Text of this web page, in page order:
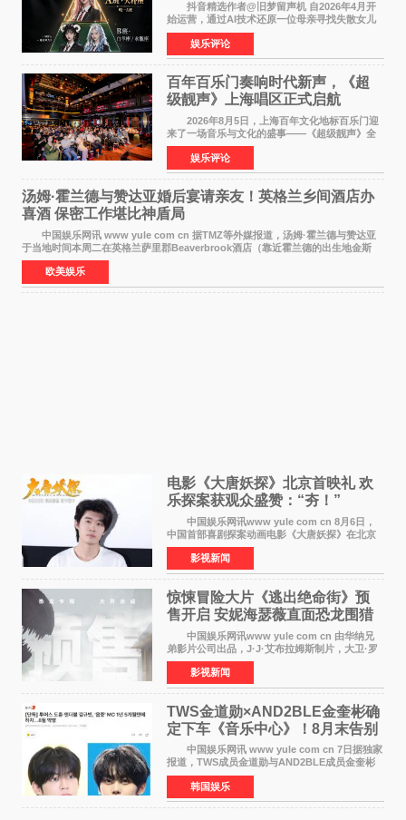
抖音精选作者@旧梦留声机 自2026年4月开
始运营，通过AI技术还原一位母亲寻找失散女儿
的故事，凭借强情感表达获得大量用户关注，发
布仅21小时便获得超1亿曝光、超1000万互动。
此后，账号持续沿
娱乐评论
百年百乐门奏响时代新声，《超
级靓声》上海唱区正式启航
2026年8月5日，上海百年文化地标百乐门迎
来了一场音乐与文化的盛事——《超级靓声》全
国励志音乐公益节目上海唱区新闻发布会暨启动
仪式在此隆重举行。各界领导、嘉宾与媒体朋友
齐聚一堂，共同
娱乐评论
汤姆·霍兰德与赞达亚婚后宴请亲友！英格兰乡间酒店办
喜酒 保密工作堪比神盾局
中国娱乐网讯 www yule com cn 据TMZ等外媒报道，汤姆·霍兰德与赞达亚
于当地时间本周二在英格兰萨里郡Beaverbrook酒店（靠近霍兰德的出生地金斯
顿）举办婚宴，邀请家人与朋友们喝喜酒，庆祝
欧美娱乐
电影《大唐妖探》北京首映礼 欢
乐探案获观众盛赞：“夯！”
中国娱乐网讯www yule com cn 8月6日，
中国首部喜剧探案动画电影《大唐妖探》在北京
举办电影首映礼。导演程腾、联合导演黄珉、总
制片人曹紫建、制片人李莹莹，配音导演张喆，
对白指导程寅，领
影视新闻
惊悚冒险大片《逃出绝命街》预
售开启 安妮海瑟薇直面恐龙围猎
中国娱乐网讯www yule com cn 由华纳兄
弟影片公司出品，J·J·艾布拉姆斯制片，大卫·罗
伯特·米切尔执导，好莱坞巨星安妮·海瑟薇和伊万
·麦克格雷格领衔主演的2026暑期惊悚冒险大片
《逃出绝
影视新闻
TWS金道勋×AND2BLE金奎彬确
定下车《音乐中心》！8月末告别
MC席位
中国娱乐网讯 www yule com cn 7日据独家
报道，TWS成员金道勋与AND2BLE成员金奎彬
将于8月离开《音乐中心》MC的位置。 金道
勋与金奎彬于去年3月与H2H A-NA一起被选为
《音乐中心》MC，约1
韩国娱乐